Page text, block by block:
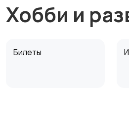
Хобби и
Билеты